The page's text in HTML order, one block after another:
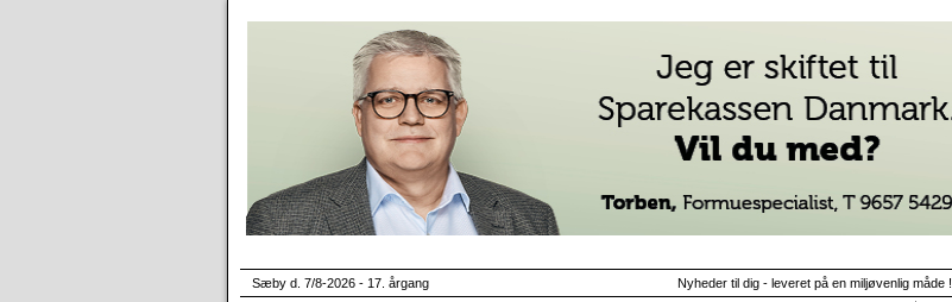
Sæby d. 7/8-2026 - 17. årgang Nyheder til dig - leveret på en miljøvenlig måde !